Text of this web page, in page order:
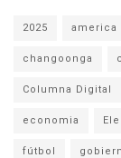
2025 america
changoonga
Columna Digital
economia
fútbol